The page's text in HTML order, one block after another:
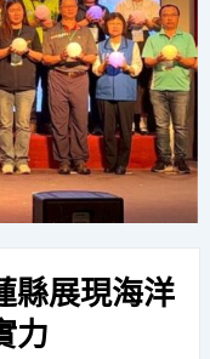
縣展現海洋
力